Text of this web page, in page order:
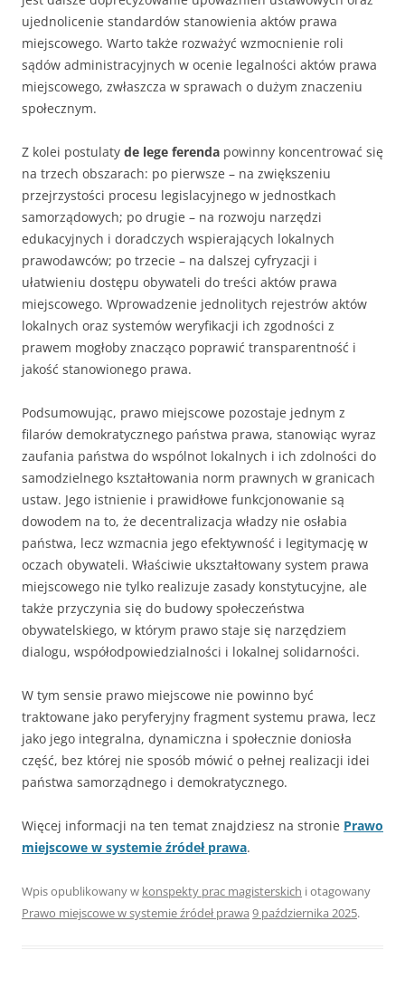
ujednolicenie standardów stanowienia aktów prawa
miejscowego. Warto także rozważyć wzmocnienie roli
sądów administracyjnych w ocenie legalności aktów prawa
miejscowego, zwłaszcza w sprawach o dużym znaczeniu
społecznym.
Z kolei postulaty de lege ferenda powinny koncentrować się
na trzech obszarach: po pierwsze – na zwiększeniu
przejrzystości procesu legislacyjnego w jednostkach
samorządowych; po drugie – na rozwoju narzędzi
edukacyjnych i doradczych wspierających lokalnych
prawodawców; po trzecie – na dalszej cyfryzacji i
ułatwieniu dostępu obywateli do treści aktów prawa
miejscowego. Wprowadzenie jednolitych rejestrów aktów
lokalnych oraz systemów weryfikacji ich zgodności z
prawem mogłoby znacząco poprawić transparentność i
jakość stanowionego prawa.
Podsumowując, prawo miejscowe pozostaje jednym z
filarów demokratycznego państwa prawa, stanowiąc wyraz
zaufania państwa do wspólnot lokalnych i ich zdolności do
samodzielnego kształtowania norm prawnych w granicach
ustaw. Jego istnienie i prawidłowe funkcjonowanie są
dowodem na to, że decentralizacja władzy nie osłabia
państwa, lecz wzmacnia jego efektywność i legitymację w
oczach obywateli. Właściwie ukształtowany system prawa
miejscowego nie tylko realizuje zasady konstytucyjne, ale
także przyczynia się do budowy społeczeństwa
obywatelskiego, w którym prawo staje się narzędziem
dialogu, współodpowiedzialności i lokalnej solidarności.
W tym sensie prawo miejscowe nie powinno być
traktowane jako peryferyjny fragment systemu prawa, lecz
jako jego integralna, dynamiczna i społecznie doniosła
część, bez której nie sposób mówić o pełnej realizacji idei
państwa samorządnego i demokratycznego.
Więcej informacji na ten temat znajdziesz na stronie Prawo
miejscowe w systemie źródeł prawa.
Wpis opublikowany w konspekty prac magisterskich i otagowany
Prawo miejscowe w systemie źródeł prawa 9 października 2025.